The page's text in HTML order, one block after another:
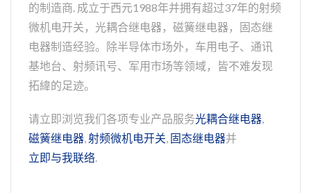
的制造商. 成立于西元1988年并拥有超过37年的射频
微机电开关，光耦合继电器，磁簧继电器，固态继
电器制造经验。除半导体市场外，车用电子、通讯
基地台、射频讯号、军用市场等领域，皆不难发现
拓緯的足迹。
请立即浏览我们各项专业产品服务光耦合继电器,
磁簧继电器,射频微机电开关, 固态继电器并
立即与我联络.